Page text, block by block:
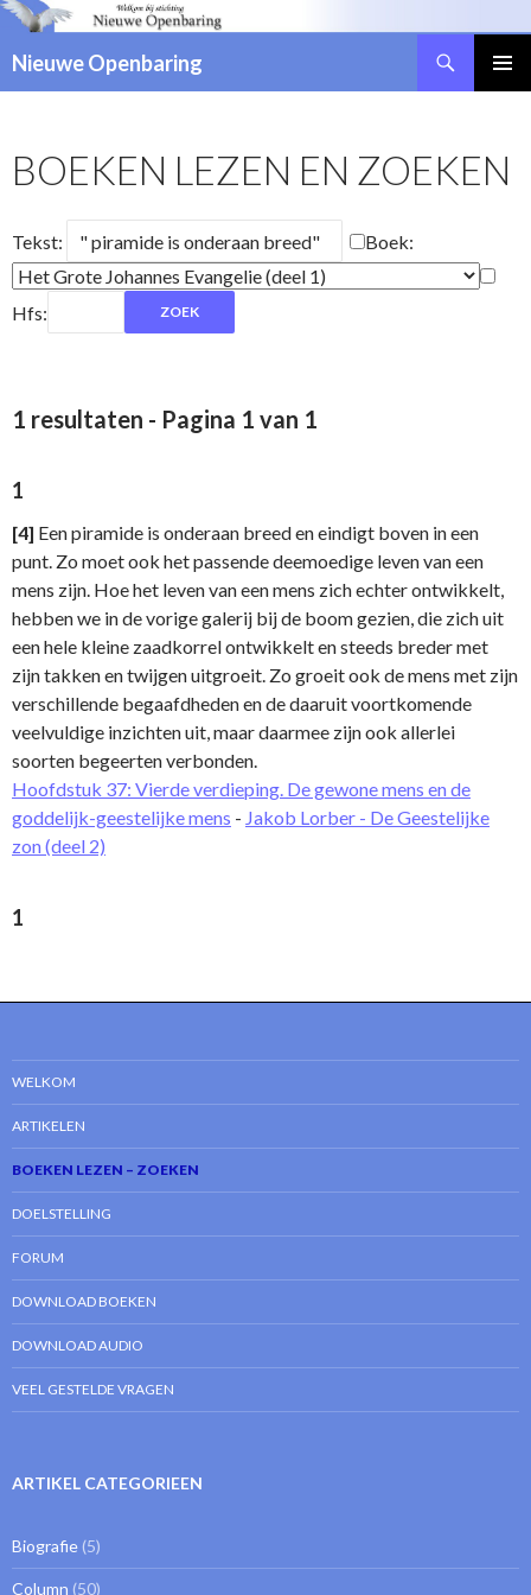
Nieuwe Openbaring
SPRINGEN
BOEKEN LEZEN EN ZOEKEN
Tekst: Boek:
Hfs:
1 resultaten - Pagina 1 van 1
1
[4] Een piramide is onderaan breed en eindigt boven in een
punt. Zo moet ook het passende deemoedige leven van een
mens zijn. Hoe het leven van een mens zich echter ontwikkelt,
hebben we in de vorige galerij bij de boom gezien, die zich uit
een hele kleine zaadkorrel ontwikkelt en steeds breder met
zijn takken en twijgen uitgroeit. Zo groeit ook de mens met zijn
verschillende begaafdheden en de daaruit voortkomende
veelvuldige inzichten uit, maar daarmee zijn ook allerlei
soorten begeerten verbonden.
Hoofdstuk 37: Vierde verdieping. De gewone mens en de
goddelijk-geestelijke mens - Jakob Lorber - De Geestelijke
zon (deel 2)
1
WELKOM
ARTIKELEN
BOEKEN LEZEN – ZOEKEN
DOELSTELLING
FORUM
DOWNLOAD BOEKEN
DOWNLOAD AUDIO
VEEL GESTELDE VRAGEN
ARTIKEL CATEGORIEEN
Biografie (5)
Column (50)